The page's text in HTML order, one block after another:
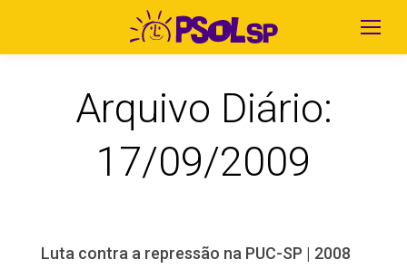
Arquivo Diário:
17/09/2009
Luta contra a repressão na PUC-SP | 2008